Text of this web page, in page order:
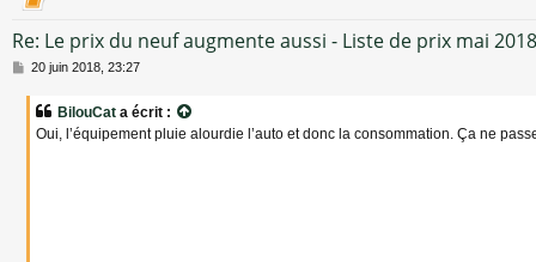
Re: Le prix du neuf augmente aussi - Liste de prix mai 2018
M
20 juin 2018, 23:27
BilouCat a écrit :
Oui, l’équipement pluie alourdie l’auto et donc la consommation. Ça ne